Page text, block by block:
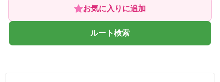
お気に入りに追加
ルート検索